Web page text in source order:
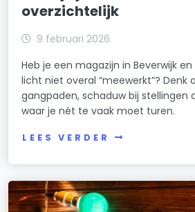
overzichtelijk
9 februari 2026
Heb je een magazijn in Beverwijk
licht niet overal “meewerkt”? Denk
gangpaden, schaduw bij stellingen
waar je nét te vaak moet turen.
LEES VERDER